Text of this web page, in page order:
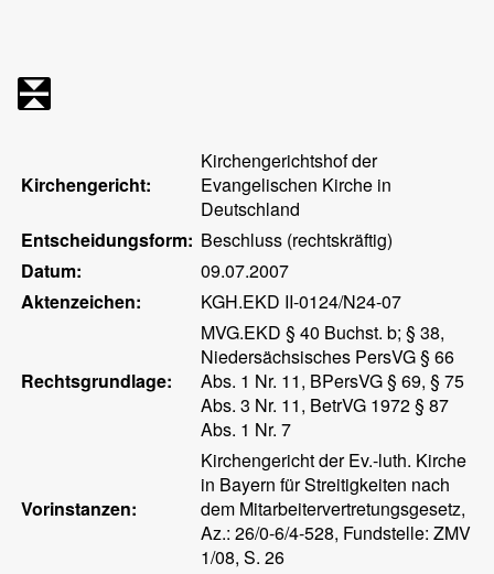
Kirchengericht:
Kirchengerichtshof der
Evangelischen Kirche in
Deutschland
Entscheidungsform: Beschluss (rechtskräftig)
Datum:
09.07.2007
Aktenzeichen:
KGH.EKD II-0124/N24-07
Rechtsgrundlage:
MVG.EKD § 40 Buchst. b; § 38,
Niedersächsisches PersVG § 66
Abs. 1 Nr. 11, BPersVG § 69, § 75
Abs. 3 Nr. 11, BetrVG 1972 § 87
Abs. 1 Nr. 7
Vorinstanzen:
Kirchengericht der Ev.-luth. Kirche
in Bayern für Streitigkeiten nach
dem Mitarbeitervertretungsgesetz,
Az.: 26/0-6/4-528, Fundstelle: ZMV
1/08, S. 26